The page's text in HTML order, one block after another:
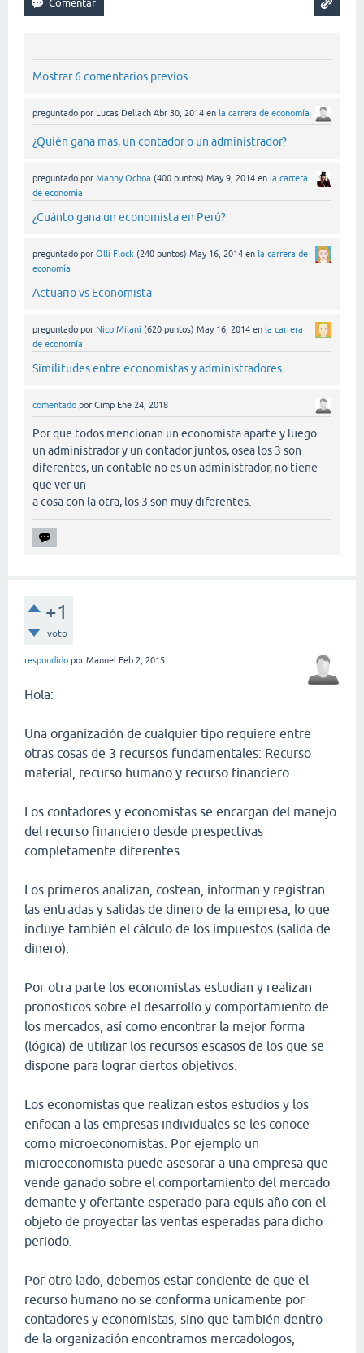
Mostrar 6 comentarios previos
preguntado por Lucas Dellach Abr 30, 2014 en la carrera de economía
¿Quién gana mas, un contador o un administrador?
preguntado por Manny Ochoa (400 puntos) May 9, 2014 en la carrera
de economía
¿Cuánto gana un economista en Perú?
preguntado por Olli Flock (240 puntos) May 16, 2014 en la carrera de
economía
Actuario vs Economista
preguntado por Nico Milani (620 puntos) May 16, 2014 en la carrera
de economía
Similitudes entre economistas y administradores
comentado por Cimp Ene 24, 2018
Por que todos mencionan un economista aparte y luego
un administrador y un contador juntos, osea los 3 son
diferentes, un contable no es un administrador, no tiene
que ver un
a cosa con la otra, los 3 son muy diferentes.
+1
voto
respondido por Manuel Feb 2, 2015
Hola:
Una organización de cualquier tipo requiere entre
otras cosas de 3 recursos fundamentales: Recurso
material, recurso humano y recurso financiero.
Los contadores y economistas se encargan del manejo
del recurso financiero desde prespectivas
completamente diferentes.
Los primeros analizan, costean, informan y registran
las entradas y salidas de dinero de la empresa, lo que
incluye también el cálculo de los impuestos (salida de
dinero).
Por otra parte los economistas estudian y realizan
pronosticos sobre el desarrollo y comportamiento de
los mercados, así como encontrar la mejor forma
(lógica) de utilizar los recursos escasos de los que se
dispone para lograr ciertos objetivos.
Los economistas que realizan estos estudios y los
enfocan a las empresas individuales se les conoce
como microeconomistas. Por ejemplo un
microeconomista puede asesorar a una empresa que
vende ganado sobre el comportamiento del mercado
demante y ofertante esperado para equis año con el
objeto de proyectar las ventas esperadas para dicho
periodo.
Por otro lado, debemos estar conciente de que el
recurso humano no se conforma unicamente por
contadores y economistas, sino que también dentro
de la organización encontramos mercadologos,